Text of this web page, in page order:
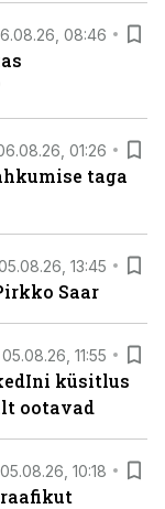
08:46
01:26
taga
13:45
Saar
05.08.26, 11:55
küsitlus
ootavad
05.08.26, 10:18